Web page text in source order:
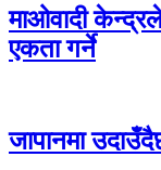
माओवादी
एकता गर्ने
जापानमा